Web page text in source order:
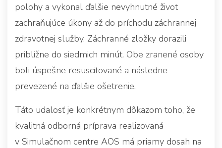
polohy a vykonal ďalšie nevyhnutné život
zachraňujúce úkony až do príchodu záchrannej
zdravotnej služby. Záchranné zložky dorazili
približne do siedmich minút. Obe zranené osoby
boli úspešne resuscitované a následne
prevezené na ďalšie ošetrenie.
Táto udalosť je konkrétnym dôkazom toho, že
kvalitná odborná príprava realizovaná
v Simulačnom centre AOS má priamy dosah na